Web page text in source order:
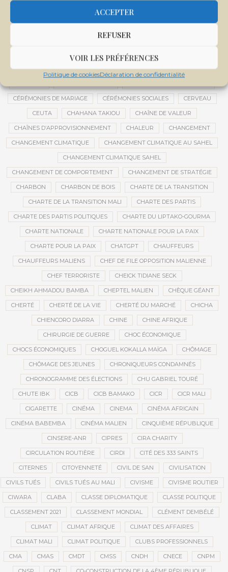
ACCEPTER
REFUSER
VOIR LES PRÉFÉRENCES
Politique de cookiesDéclaration de confidentialité
CENTRE DE SANTÉ COMMUNAUTAIRE
CENTRE INTERNATIONAL DE CONFÉRENCES DE BAMAKO
CENTRE MALI
CENTRE NATIONAL DES EXAMENS ET CONCOURS DE L’ÉDUCATION
CENTRES DE DONNÉES CERCLE DE RÉFLEXION À DISTANCE
CÉRÉMONIES DE MARIAGE CÉRÉMONIES SOCIALES CERVEAU
CEUTA CHAHANA TAKIOU CHAÎNE DE VALEUR
CHAÎNES D’APPROVISIONNEMENT CHALEUR CHANGEMENT
CHANGEMENT CLIMATIQUE CHANGEMENT CLIMATIQUE AU SAHEL
CHANGEMENT CLIMATIQUE SAHEL
CHANGEMENT DE COMPORTEMENT CHANGEMENT DE STRATÉGIE
CHARBON CHARBON DE BOIS CHARTE DE LA TRANSITION
CHARTE DE LA TRANSITION MALI CHARTE DES PARTIS
CHARTE DES PARTIS POLITIQUES CHARTE DU LIPTAKO-GOURMA
CHARTE NATIONALE CHARTE NATIONALE POUR LA PAIX
CHARTE POUR LA PAIX CHATGPT CHAUFFEURS
CHAUFFEURS MALIENS CHEF DE FILE OPPOSITION MALIENNE
CHEF TERRORISTE CHEICK TIDIANE SECK
CHEIKH AHMADOU BAMBA CHEPTEL MALIEN CHÈQUE GÉANT
CHERTÉ CHERTÉ DE LA VIE CHERTÉ DU MARCHÉ CHICHA
CHIENCORO DIARRA CHINE CHINE AFRIQUE
CHIRURGIE DE GUERRE CHOC ÉCONOMIQUE
CHOCS ÉCONOMIQUES CHOGUEL KOKALLA MAÏGA CHÔMAGE
CHÔMAGE DES JEUNES CHRONIQUEURS CONDAMNÉS
CHRONOGRAMME DES ÉLECTIONS CHU GABRIEL TOURÉ
CHUTE IBK CICB CICB BAMAKO CICR CICR MALI
CIGARETTE CINÉMA CINEMA CINÉMA AFRICAIN
CINÉMA BABEMBA CINÉMA MALIEN CINQUIÈME RÉPUBLIQUE
CINSERE-ANR CIPRES CIRA CHARITY
CIRCULATION ROUTIÈRE CIRDI CITÉ DES 333 SAINTS
CITERNES CITOYENNETÉ CIVIL DE SAN CIVILISATION
CIVILS TUÉS CIVILS TUÉS AU MALI CIVISME CIVISME ROUTIER
CIWARA CLABA CLASSE DIPLOMATIQUE CLASSE POLITIQUE
CLASSEMENT 2021 CLASSEMENT MONDIAL CLÉMENT DEMBÉLÉ
CLIMAT CLIMAT AFRIQUE CLIMAT DES AFFAIRES
CLIMAT MALI CLIMAT POLITIQUE CLUBS PROFESSIONNELS
CMA CMAS CMDT CMSS CNDH CNECE CNPM